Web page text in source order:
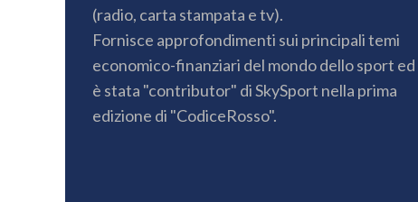
(radio, carta stampata e tv).
Fornisce approfondimenti sui principali temi
economico-finanziari del mondo dello sport ed
è stata "contributor" di SkySport nella prima
edizione di "CodiceRosso".